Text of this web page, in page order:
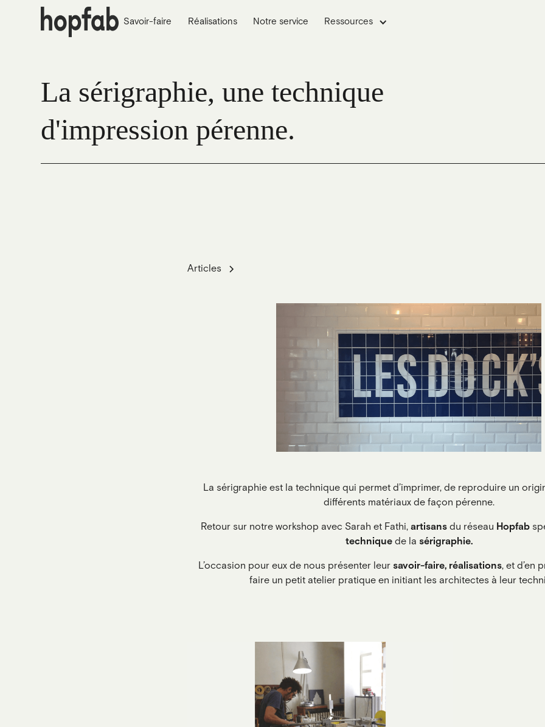
Savoir-faire Réalisations Notre service Ressources
La sérigraphie, une technique
d'impression pérenne.
Articles
La sérigraphie est la technique qui permet d’imprimer, de reproduire un
différents matériaux de façon pérenne.
Retour sur notre workshop avec Sarah et Fathi,artisansdu réseau Hopfab
techniquede la sérigraphie.
L’occasion pour eux de nous présenter leursavoir-faire, réalisations, et d’en
faire un petit atelier pratique en initiant les architectes à leur